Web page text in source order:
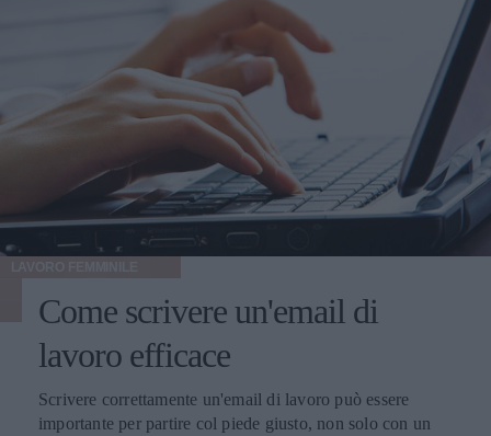
Come scrivere un'email di
lavoro efficace
Scrivere correttamente un'email di lavoro può essere
importante per partire col piede giusto, non solo con un